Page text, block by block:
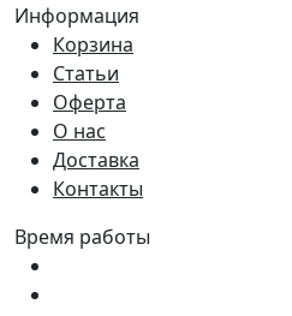
Информация
Корзина
Статьи
Оферта
О нас
Доставка
Контакты
Время работы